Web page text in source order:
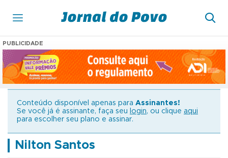
PUBLICIDADE
Conteúdo disponível apenas para Assinantes!
Se você já é assinante, faça seu
login, ou clique aqui
para escolher seu plano e assinar.
Nilton Santos